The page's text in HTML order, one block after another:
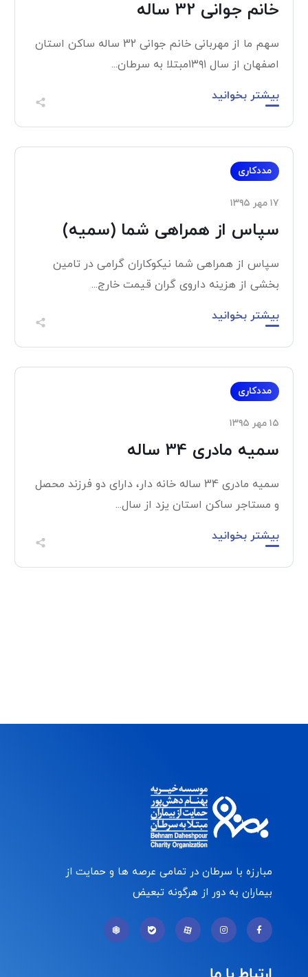
خانم جوانی 32 ساله
سهم ما از مهربانی خانم جوانی 32 ساله ساکن استان
اصفهان از سال ۱۳۹۱مبتلا به سرطان...
بیشتر بخوانید
مددکاری
۱۷ مهر ۱۳۹۵
سپاس از همراهی شما (سمیه)
سپاس از همراهی شما نیکوکاران گرامی در تامین
بخشی از هزینه داروی گران قیمت خارج...
بیشتر بخوانید
مددکاری
۱۵ مهر ۱۳۹۵
سمیه مادری 34 ساله
سمیه مادری 34 ساله خانه دار، دارای دو فرزند محصل
و مستاجر ساکن استان یزد از سال...
بیشتر بخوانید
مبارزه با سرطان در تمامی عرصه ها و حمایت از
بیماران به دور از هرگونه تبعیض